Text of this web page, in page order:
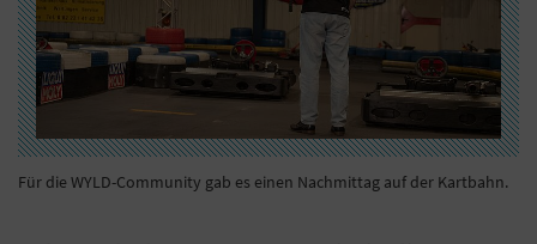
Für die WYLD-Community gab es einen Nachmittag auf der Kartbahn.